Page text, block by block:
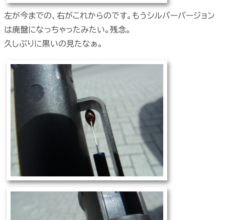
左が今までの、右がこれからのです。もうシルバーバージョン
は廃盤になっちゃったみたい。残念。
久しぶりに黒いの見たなぁ。